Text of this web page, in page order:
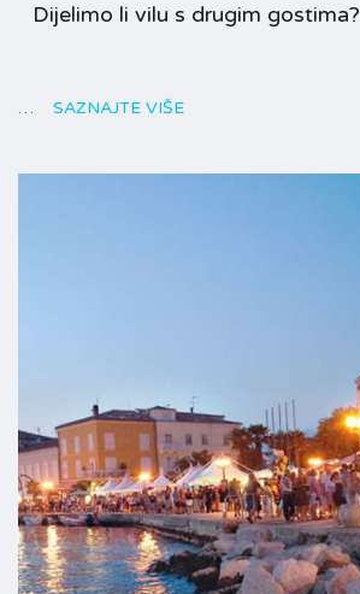
Dijelimo li vilu s drugim gostima?
… SAZNAJTE VIŠE